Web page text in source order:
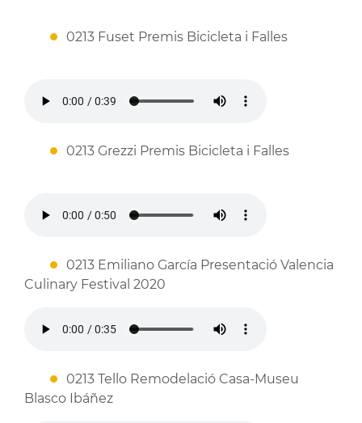
0213 Fuset Premis Bicicleta i Falles
0213 Grezzi Premis Bicicleta i Falles
0213 Emiliano García Presentació Valencia
Culinary Festival 2020
0213 Tello Remodelació Casa-Museu
Blasco Ibáñez